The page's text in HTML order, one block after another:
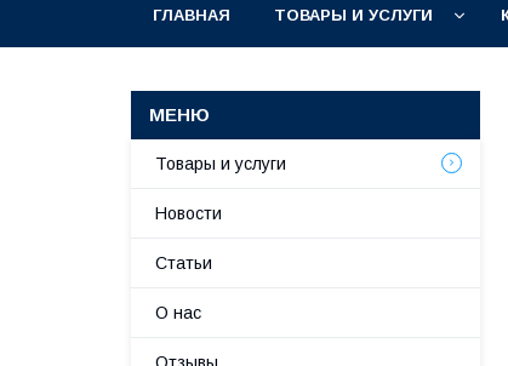
ГЛАВНАЯ ТОВАРЫ И УСЛУГИ
Товары и услуги
Новости
Статьи
О нас